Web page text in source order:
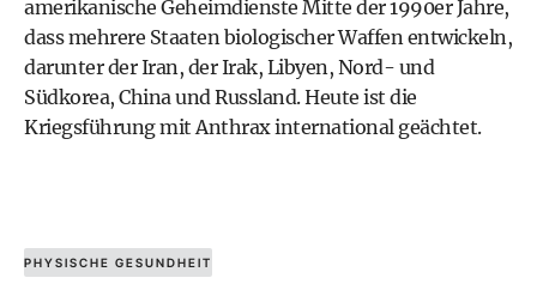
amerikanische Geheimdienste Mitte der 1990er Jahre,
dass mehrere Staaten biologischer Waffen entwickeln,
darunter der Iran, der Irak, Libyen, Nord- und
Südkorea, China und Russland. Heute ist die
Kriegsführung mit Anthrax international geächtet.
PHYSISCHE GESUNDHEIT